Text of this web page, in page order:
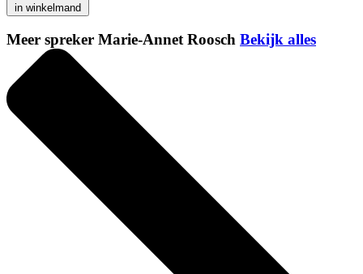
in winkelmand
Meer spreker Marie-Annet Roosch Bekijk alles